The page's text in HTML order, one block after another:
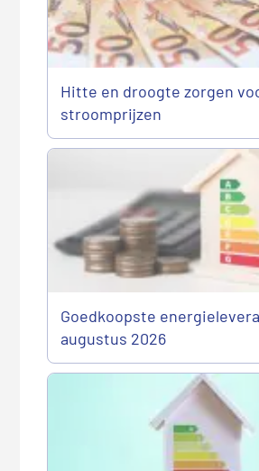
Hitte en droogte zorgen
stroomprijzen
Goedkoopste
augustus 2026